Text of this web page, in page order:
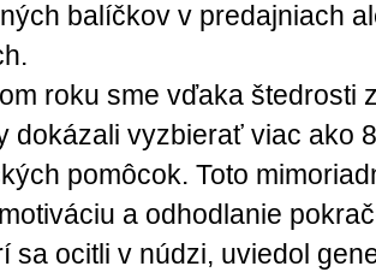
balíčkov v predajniach
roku sme vďaka štedrosti
dokázali vyzbierať viac ako
pomôcok. Toto
a odhodlanie
sa ocitli v núdzi, uviedol